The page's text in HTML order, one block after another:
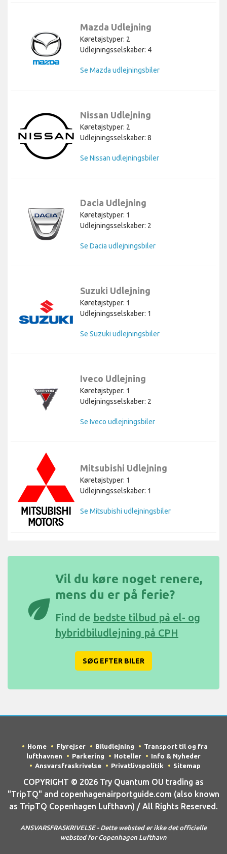
Mazda Udlejning
Køretøjstyper: 2
Udlejningsselskaber: 4
Se Mazda udlejningsbiler
Nissan Udlejning
Køretøjstyper: 2
Udlejningsselskaber: 8
Se Nissan udlejningsbiler
Dacia Udlejning
Køretøjstyper: 1
Udlejningsselskaber: 2
Se Dacia udlejningsbiler
Suzuki Udlejning
Køretøjstyper: 1
Udlejningsselskaber: 1
Se Suzuki udlejningsbiler
Iveco Udlejning
Køretøjstyper: 1
Udlejningsselskaber: 2
Se Iveco udlejningsbiler
Mitsubishi Udlejning
Køretøjstyper: 1
Udlejningsselskaber: 1
Se Mitsubishi udlejningsbiler
eco
Vil du køre noget renere,
mens du er på ferie?
Find de bedste tilbud på el- og
hybridbiludlejning på CPH
SØG EFTER BILER
Home Flyrejser Biludlejning
Transport til og fra
lufthavnen
Parkering Hoteller
Info & Nyheder
Ansvarsfraskrivelse
Privatlivspolitik Sitemap
COPYRIGHT © 2026 Try Quantum OU trading as
"TripTQ" and copenhagenairportguide.com (also known
as TripTQ Copenhagen Lufthavn) / All Rights Reserved.
ANSVARSFRASKRIVELSE - Dette websted er ikke det officielle
websted for Copenhagen Lufthavn